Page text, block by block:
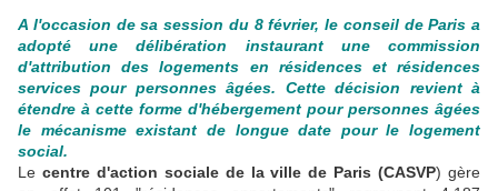
A l'occasion de sa session du 8 février, le conseil de Paris a
adopté une délibération instaurant une commission
d'attribution des logements en résidences et résidences
services pour personnes âgées. Cette décision revient à
étendre à cette forme d'hébergement pour personnes âgées
le mécanisme existant de longue date pour le logement
social.
Le centre d'action sociale de la ville de Paris (CASVP) gère